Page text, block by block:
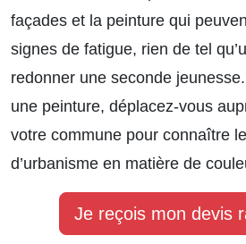
façades et la peinture qui
signes de fatigue, rien de tel
redonner une seconde
une peinture, déplacez-vous
votre commune pour connaître
d’urbanisme en matière de
Je reçois mon devis